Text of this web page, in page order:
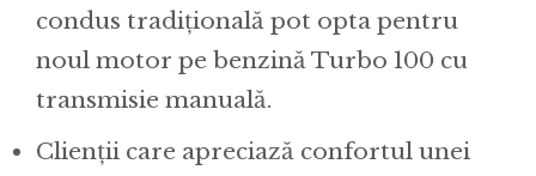
condus tradițională pot opta pentru
noul motor pe benzină Turbo 100 cu
transmisie manuală.
Clienții care apreciază confortul unei